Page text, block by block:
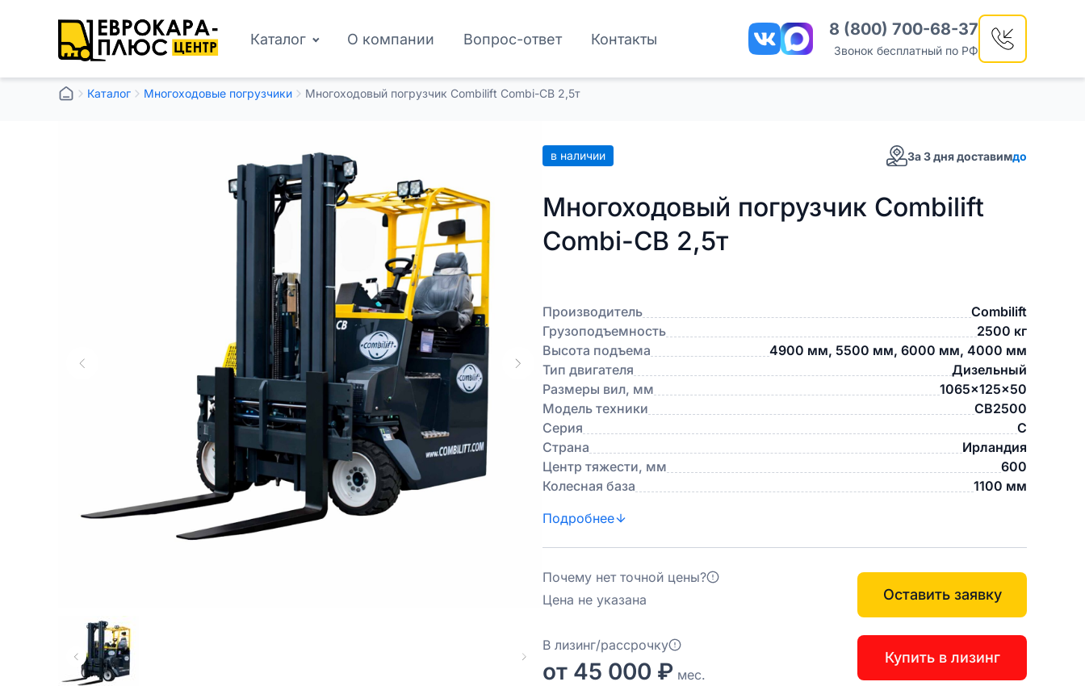
Каталог О компании Вопрос-ответ Контакты 8 (800) 700-68-37
Звонок бесплатный по РФ
Каталог Многоходовые погрузчики Многоходовый погрузчик Combilift Combi-CB 2,5т
в наличии За 3 дня доставимдо
Многоходовый погрузчик Combilift
Combi-CB 2,5т
Производитель
Combilift
Грузоподъемность
2500 кг
Высота подъема
4900 мм, 5500 мм, 6000 мм, 4000 мм
Тип двигателя
Дизельный
Размеры вил, мм
1065x125x50
Модель техники
CB2500
Серия
C
Страна
Ирландия
Центр тяжести, мм
600
Колесная база
1100 мм
Подробнее
Почему нет точной цены?
Цена не указана
Оставить заявку
В лизинг/рассрочку
от 45 000 ₽ мес.
Купить в лизинг